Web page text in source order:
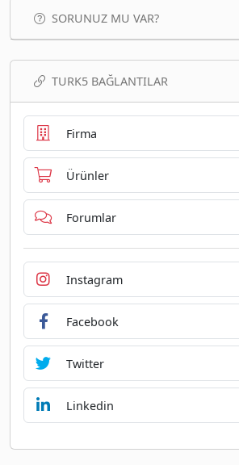
SORUNUZ MU VAR?
TURK5 BAĞLANTILAR
Firma
Ürünler
Forumlar
Instagram
Facebook
Twitter
Linkedin